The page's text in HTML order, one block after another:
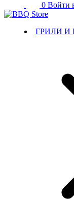
0 Войти
ГРИЛИ И